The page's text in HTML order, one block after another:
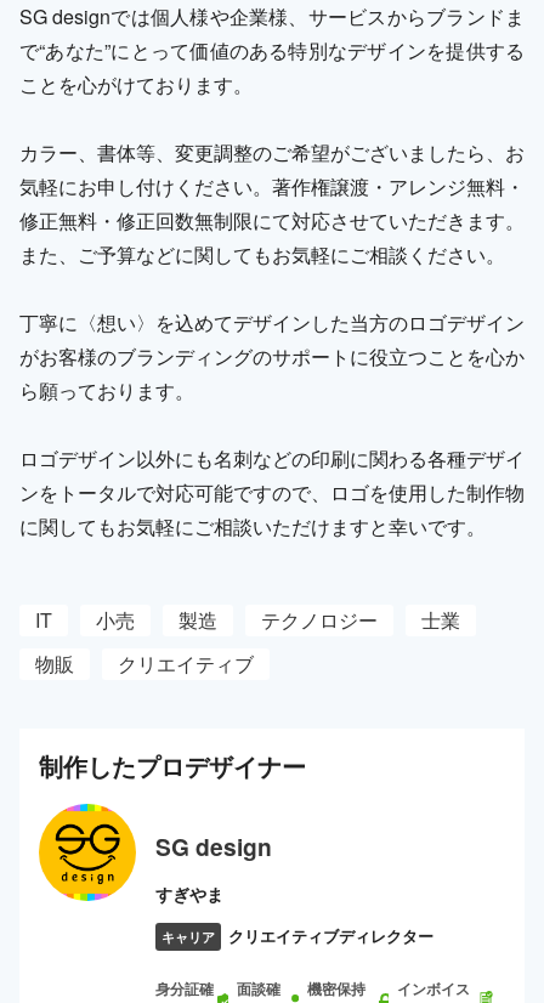
SG designでは個人様や企業様、サービスからブランドま
で“あなた”にとって価値のある特別なデザインを提供する
ことを心がけております。
カラー、書体等、変更調整のご希望がございましたら、お
気軽にお申し付けください。著作権譲渡・アレンジ無料・
修正無料・修正回数無制限にて対応させていただきます。
また、ご予算などに関してもお気軽にご相談ください。
丁寧に〈想い〉を込めてデザインした当方のロゴデザイン
がお客様のブランディングのサポートに役立つことを心か
ら願っております。
ロゴデザイン以外にも名刺などの印刷に関わる各種デザイ
ンをトータルで対応可能ですので、ロゴを使用した制作物
に関してもお気軽にご相談いただけますと幸いです。
IT 小売 製造 テクノロジー
士業
物販
クリエイティブ
制作したプロデザイナー
SG design
すぎやま
キャリア クリエイティブディレクター
身分証確 面談確 機密保持 インボイス